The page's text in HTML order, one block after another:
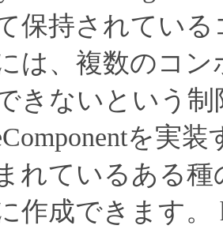
保持されてい
は、複数のコ
きないという
を実
れているある
作成できます。